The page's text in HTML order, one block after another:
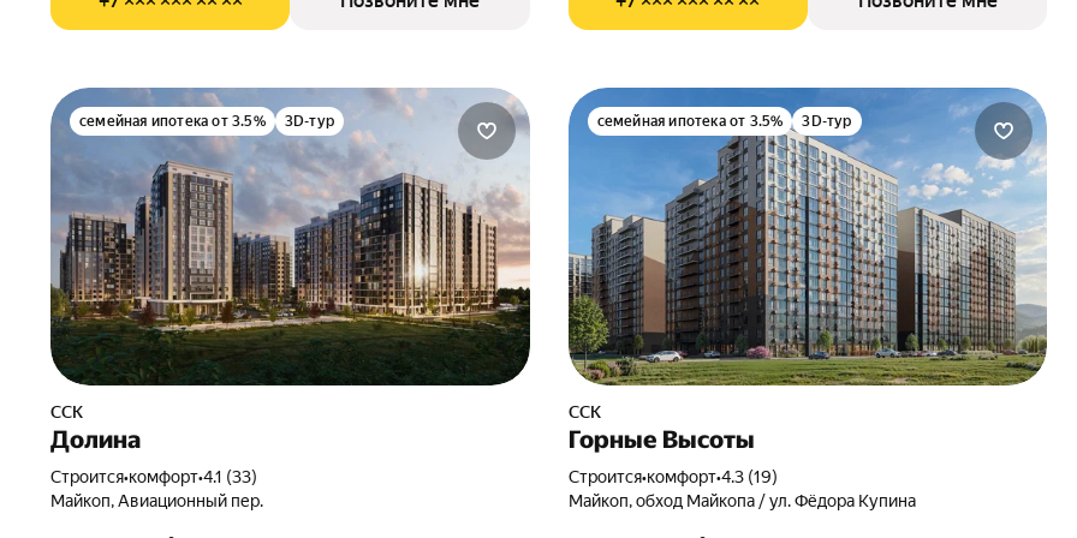
семейная ипотека от 3.5% 3D-тур
ССК
Долина
Строится•комфорт•4.1 (33)
Майкоп, Авиационный пер.
семейная ипотека от 3.5% 3D-тур
ССК
Горные Высоты
Строится•комфорт•4.3 (19)
Майкоп, обход Майкопа / ул. Фёдора Купина